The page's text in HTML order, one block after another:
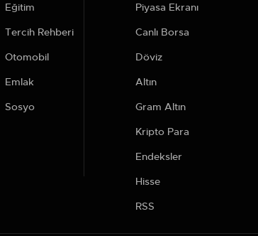
Eğitim
Tercih Rehberi
Otomobil
Emlak
Sosyo
Piyasa Ekranı
Canlı Borsa
Döviz
Altın
Gram Altın
Kripto Para
Endeksler
Hisse
RSS